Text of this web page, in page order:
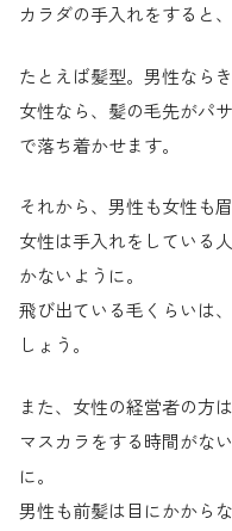
カラダの手入れをすると
たとえば髪型。男性なら
女性なら、髪の毛先がパ
で落ち着かせます。
それから、男性も女性も眉
女性は手入れをしている
かないように。
飛び出ている毛くらいは
しょう。
また、女性の経営者の方
マスカラをする時間がな
に。
男性も前髪は目にかからな